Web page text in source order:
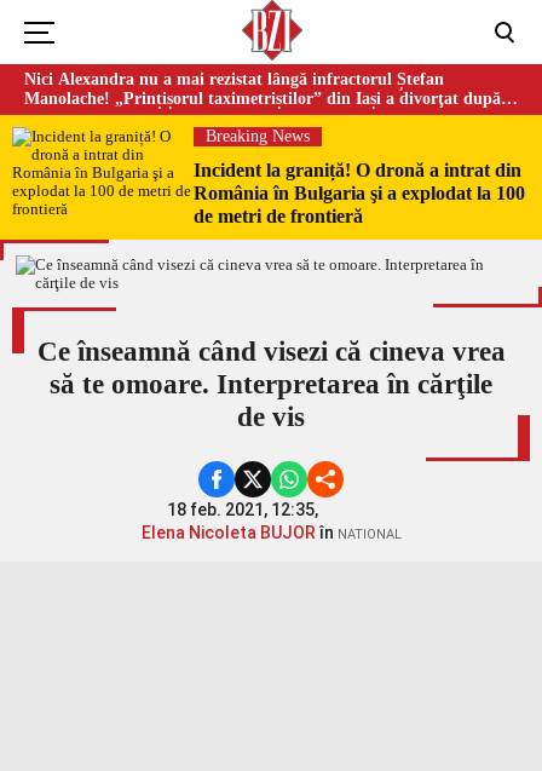
Nici Alexandra nu a mai rezistat lângă infractorul Ștefan
Manolache! „Prințișorul taximetriștilor” din Iași a divorţat după
doi ani de căsnicie
Breaking News
Incident la graniță! O dronă a intrat din
România în Bulgaria şi a explodat la 100
de metri de frontieră
Ce înseamnă când visezi că cineva vrea
să te omoare. Interpretarea în cărţile
de vis
18 feb. 2021, 12:35,
Elena Nicoleta BUJORîn NATIONAL